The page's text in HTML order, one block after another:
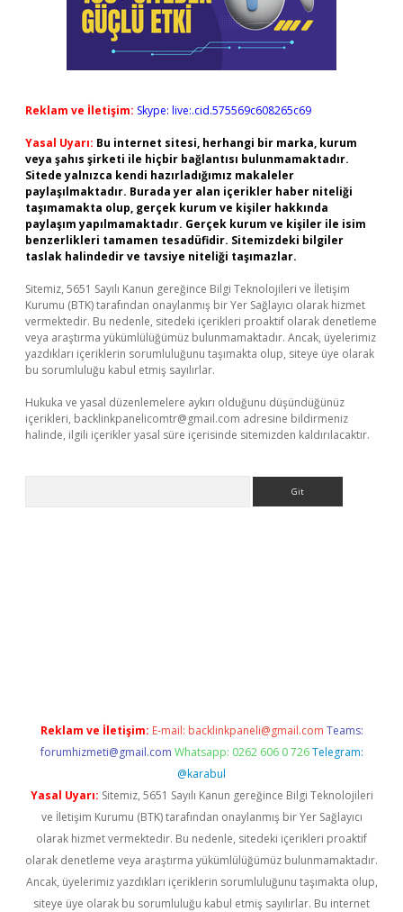
Reklam ve İletişim: Skype: live:.cid.575569c608265c69
Yasal Uyarı: Bu internet sitesi, herhangi bir marka, kurum
veya şahıs şirketi ile hiçbir bağlantısı bulunmamaktadır.
Sitede yalnızca kendi hazırladığımız makaleler
paylaşılmaktadır. Burada yer alan içerikler haber niteliği
taşımamakta olup, gerçek kurum ve kişiler hakkında
paylaşım yapılmamaktadır. Gerçek kurum ve kişiler ile isim
benzerlikleri tamamen tesadüfidir. Sitemizdeki bilgiler
taslak halindedir ve tavsiye niteliği taşımazlar.
Sitemiz, 5651 Sayılı Kanun gereğince Bilgi Teknolojileri ve İletişim
Kurumu (BTK) tarafından onaylanmış bir Yer Sağlayıcı olarak hizmet
vermektedir. Bu nedenle, sitedeki içerikleri proaktif olarak denetleme
veya araştırma yükümlülüğümüz bulunmamaktadır. Ancak, üyelerimiz
yazdıkları içeriklerin sorumluluğunu taşımakta olup, siteye üye olarak
bu sorumluluğu kabul etmiş sayılırlar.
Hukuka ve yasal düzenlemelere aykırı olduğunu düşündüğünüz
içerikleri, backlinkpanelicomtr@gmail.com adresine bildirmeniz
halinde, ilgili içerikler yasal süre içerisinde sitemizden kaldırılacaktır.
Reklam ve İletişim: E-mail: backlinkpaneli@gmail.com Teams:
forumhizmeti@gmail.com Whatsapp: 0262 606 0 726 Telegram:
@karabul
Yasal Uyarı: Sitemiz, 5651 Sayılı Kanun gereğince Bilgi Teknolojileri
ve İletişim Kurumu (BTK) tarafından onaylanmış bir Yer Sağlayıcı
olarak hizmet vermektedir. Bu nedenle, sitedeki içerikleri proaktif
olarak denetleme veya araştırma yükümlülüğümüz bulunmamaktadır.
Ancak, üyelerimiz yazdıkları içeriklerin sorumluluğunu taşımakta olup,
siteye üye olarak bu sorumluluğu kabul etmiş sayılırlar. Bu internet